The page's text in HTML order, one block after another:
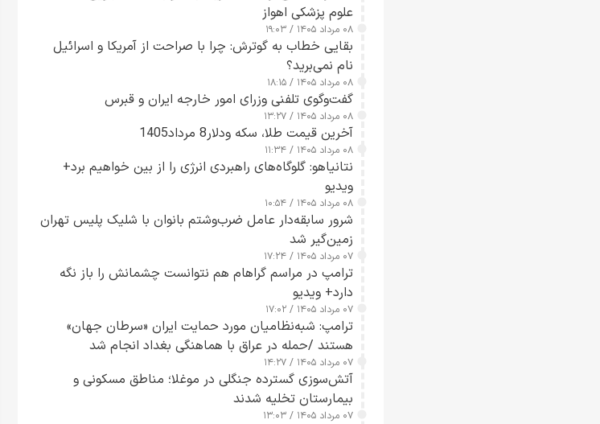
علوم پزشکی اهواز
۰۸ مرداد ۱۴۰۵ / ۱۹:۰۳
بقایی خطاب به گوترش: چرا با صراحت از آمریکا و اسرائیل
نام نمی‌برید؟
۰۸ مرداد ۱۴۰۵ / ۱۸:۱۵
گفت‌وگوی تلفنی وزرای امور خارجه ایران و قبرس
۰۸ مرداد ۱۴۰۵ / ۱۳:۲۷
آخرین قیمت طلا، سکه ودلار8 مرداد1405
۰۸ مرداد ۱۴۰۵ / ۱۱:۳۴
نتانیاهو: گلوگاه‌های راهبردی انرژی را از بین خواهیم برد+
ویدیو
۰۸ مرداد ۱۴۰۵ / ۱۰:۵۴
شرور سابقه‌دار عامل ضرب‌وشتم بانوان با شلیک پلیس تهران
زمین‌گیر شد
۰۷ مرداد ۱۴۰۵ / ۱۷:۲۴
ترامپ در مراسم گراهام هم نتوانست چشمانش را باز نگه
دارد+ ویدیو
۰۷ مرداد ۱۴۰۵ / ۱۷:۰۲
ترامپ: شبه‌نظامیان مورد حمایت ایران «سرطان جهان»
هستند /حمله در عراق با هماهنگی بغداد انجام شد
۰۷ مرداد ۱۴۰۵ / ۱۴:۲۷
آتش‌سوزی گسترده جنگلی در موغلا؛ مناطق مسکونی و
بیمارستان تخلیه شدند
۰۷ مرداد ۱۴۰۵ / ۱۳:۰۳